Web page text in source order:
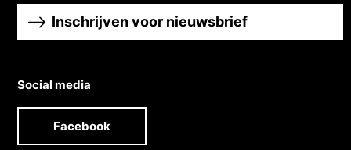
Inschrijven voor nieuwsbrief
Social media
Facebook